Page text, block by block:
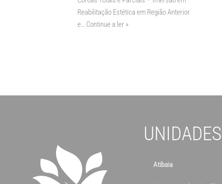
Reabilitação Estética em Região Anterior
e… Continue a ler »
UNIDADES
Atibaia